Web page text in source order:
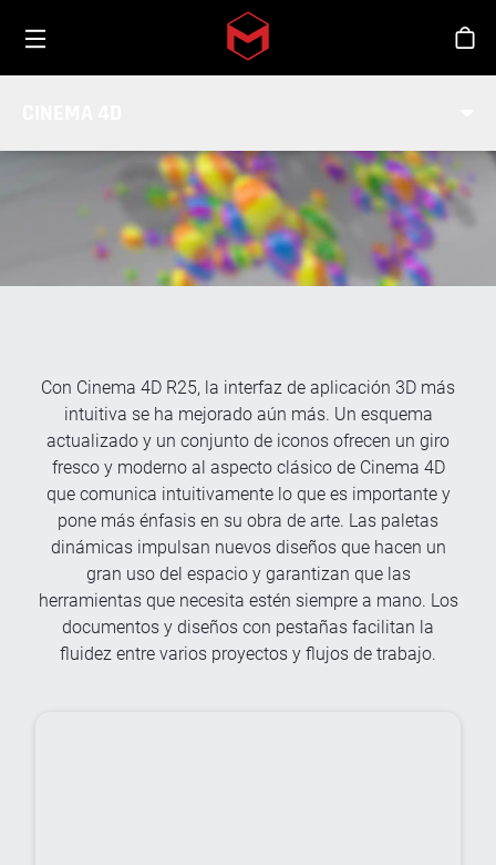
Skip to main content
Con Cinema 4D R25, la interfaz de aplicación 3D más
intuitiva se ha mejorado aún más. Un esquema
actualizado y un conjunto de iconos ofrecen un giro
fresco y moderno al aspecto clásico de Cinema 4D
que comunica intuitivamente lo que es importante y
pone más énfasis en su obra de arte. Las paletas
dinámicas impulsan nuevos diseños que hacen un
gran uso del espacio y garantizan que las
herramientas que necesita estén siempre a mano. Los
documentos y diseños con pestañas facilitan la
fluidez entre varios proyectos y flujos de trabajo.